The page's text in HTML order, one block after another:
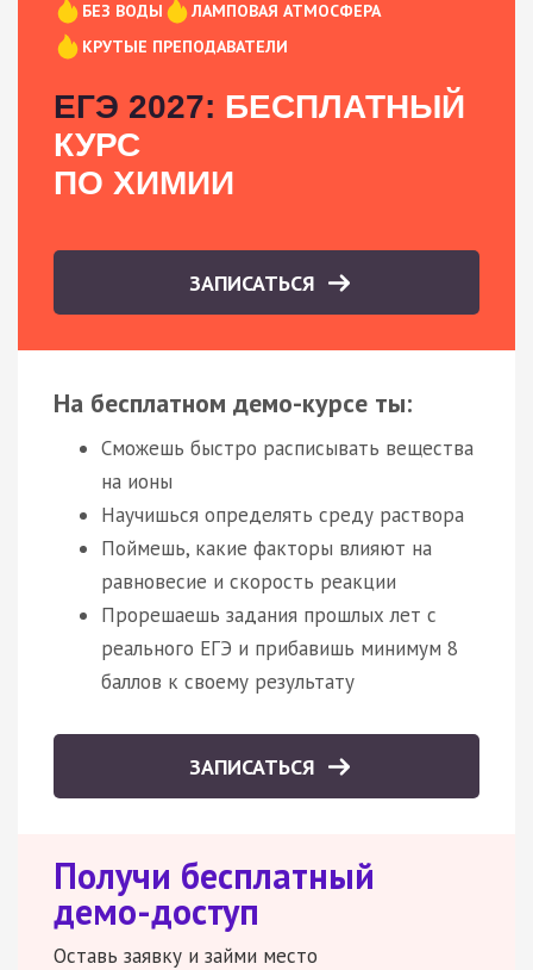
БЕЗ ВОДЫ
ЛАМПОВАЯ АТМОСФЕРА
КРУТЫЕ ПРЕПОДАВАТЕЛИ
ЕГЭ 2027: БЕСПЛАТНЫЙ
КУРС
ПО ХИМИИ
ЗАПИСАТЬСЯ
На бесплатном демо-курсе ты:
Сможешь быстро расписывать вещества
на ионы
Научишься определять среду раствора
Поймешь, какие факторы влияют на
равновесие и скорость реакции
Прорешаешь задания прошлых лет с
реального ЕГЭ и прибавишь минимум 8
баллов к своему результату
ЗАПИСАТЬСЯ
Получи бесплатный
демо-доступ
Оставь заявку и займи место